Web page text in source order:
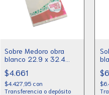
Sobre Medoro obra
blanco 22.9 x 32.4
$4.661
$4.427,95 con
Transferencia o depósito